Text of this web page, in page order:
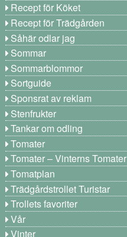
Recept för Köket
Recept för Trädgården
Såhär odlar jag
Sommar
Sommarblommor
Sortguide
Sponsrat av reklam
Stenfrukter
Tankar om odling
Tomater
Tomater – Vinterns Tomater
Tomatplan
Trädgårdstrollet Turistar
Trollets favoriter
Vår
Vinter